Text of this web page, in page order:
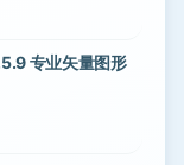
专业矢量图形